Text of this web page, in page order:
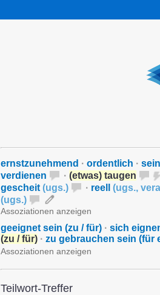
ernstzunehmend · ordentlich ·
verdienen
· (etwas) taugen
gescheit (ugs.) · reell (ugs.,
(ugs.)
Assoziationen anzeigen
geeignet sein (zu / für) · sich
(zu / für) · zu gebrauchen sein (für
Assoziationen anzeigen
Teilwort-Treffer